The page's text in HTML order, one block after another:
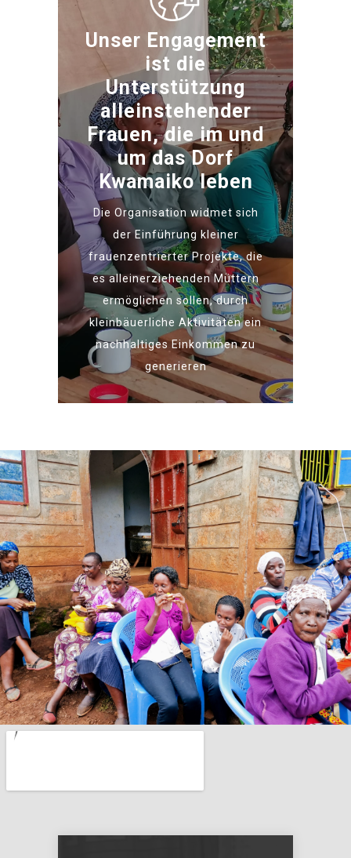
Unser Engagement
ist die
Unterstützung
alleinstehender
Frauen, die im und
um das Dorf
Kwamaiko leben
Die Organisation widmet sich
der Einführung kleiner
frauenzentrierter Projekte, die
es alleinerziehenden Müttern
ermöglichen sollen, durch
kleinbäuerliche Aktivitäten ein
nachhaltiges Einkommen zu
generieren